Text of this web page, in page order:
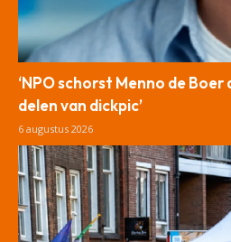
‘NPO schorst Menno de
delen van dickpic’
6 augustus 2026